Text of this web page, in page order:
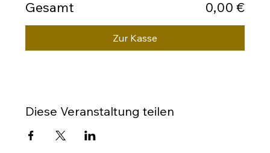
Gesamt 0,00 €
Zur Kasse
Diese Veranstaltung teilen